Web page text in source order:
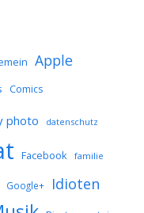
Apple
Comics
photo datenschutz
Facebook familie
Google+ Idioten